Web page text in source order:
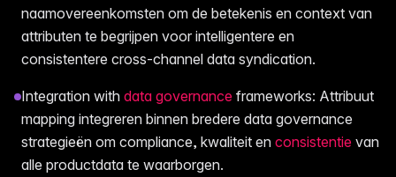
naamovereenkomsten om de betekenis en context van
attributen te begrijpen voor intelligentere en
consistentere cross-channel data syndication.
Integration with data governance frameworks: Attribuut
mapping integreren binnen bredere data governance
strategieën om compliance, kwaliteit en consistentie van
alle productdata te waarborgen.